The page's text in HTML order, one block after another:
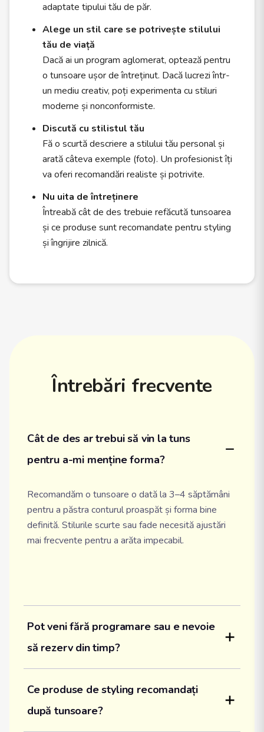
adaptate tipului tău de păr.
Alege un stil care se potrivește stilului
tău de viață
Dacă ai un program aglomerat, optează pentru
o tunsoare ușor de întreținut. Dacă lucrezi într-
un mediu creativ, poți experimenta cu stiluri
moderne și nonconformiste.
Discută cu stilistul tău
Fă o scurtă descriere a stilului tău personal și
arată câteva exemple (foto). Un profesionist îți
va oferi recomandări realiste și potrivite.
Nu uita de întreținere
Întreabă cât de des trebuie refăcută tunsoarea
și ce produse sunt recomandate pentru styling
și îngrijire zilnică.
Întrebări frecvente
Cât de des ar trebui să vin la tuns
pentru a-mi menține forma?
Recomandăm o tunsoare o dată la 3–4 săptămâni
pentru a păstra conturul proaspăt și forma bine
definită. Stilurile scurte sau fade necesită ajustări
mai frecvente pentru a arăta impecabil.
Pot veni fără programare sau e nevoie
să rezerv din timp?
Ce produse de styling recomandați
după tunsoare?